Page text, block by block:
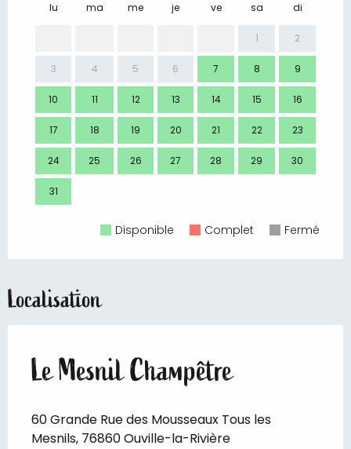
lu ma me je ve sa di
1 2
3 4 5 6 7 8 9
10 11 12 13 14 15 16
17 18 19 20 21 22 23
24 25 26 27 28 29 30
31
Disponible Complet Fermé
Localisation
Le Mesnil Champêtre
60 Grande Rue des Mousseaux Tous les
Mesnils, 76860 Ouville-la-Rivière